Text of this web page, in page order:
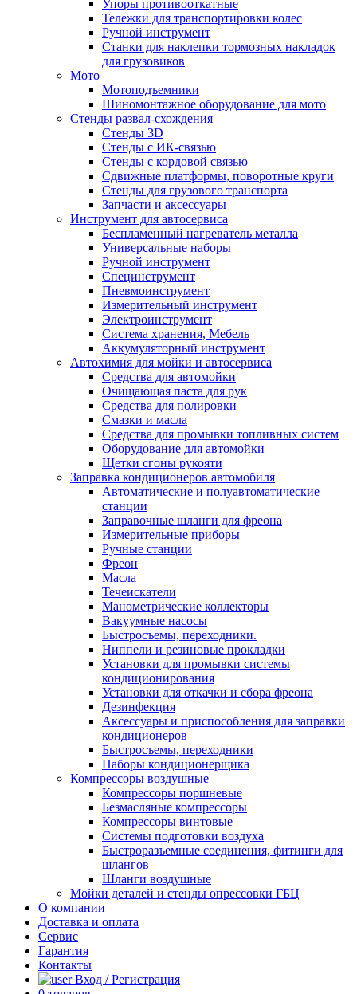
Упоры противооткатные
Тележки для транспортировки колес
Ручной инструмент
Станки для наклепки тормозных накладок
для грузовиков
Мото
Мотоподъемники
Шиномонтажное оборудование для мото
Стенды развал-схождения
Стенды 3D
Стенды с ИК-связью
Стенды с кордовой связью
Сдвижные платформы, поворотные круги
Стенды для грузового транспорта
Запчасти и аксессуары
Инструмент для автосервиса
Беспламенный нагреватель металла
Универсальные наборы
Ручной инструмент
Специнструмент
Пневмоинструмент
Измерительный инструмент
Электроинструмент
Система хранения, Мебель
Аккумуляторный инструмент
Автохимия для мойки и автосервиса
Средства для автомойки
Очищающая паста для рук
Средства для полировки
Смазки и масла
Средства для промывки топливных систем
Оборудование для автомойки
Щетки сгоны рукояти
Заправка кондиционеров автомобиля
Автоматические и полуавтоматические
станции
Заправочные шланги для фреона
Измерительные приборы
Ручные станции
Фреон
Масла
Течеискатели
Манометрические коллекторы
Вакуумные насосы
Быстросъемы, переходники.
Ниппели и резиновые прокладки
Установки для промывки системы
кондиционирования
Установки для откачки и сбора фреона
Дезинфекция
Аксессуары и приспособления для заправки
кондиционеров
Быстросъемы, переходники
Наборы кондиционерщика
Компрессоры воздушные
Компрессоры поршневые
Безмасляные компрессоры
Компрессоры винтовые
Системы подготовки воздуха
Быстроразъемные соединения, фитинги для
шлангов
Шланги воздушные
Мойки деталей и стенды опрессовки ГБЦ
О компании
Доставка и оплата
Сервис
Гарантия
Контакты
Вход / Регистрация